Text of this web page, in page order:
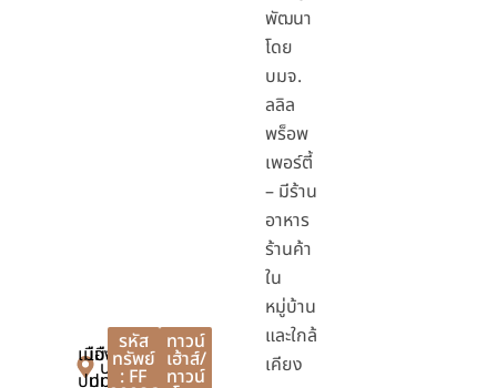
เมือง
ปทุมธานี
เมือง
ปทุมธานี
ปทุมธานี
รหัส
ทรัพย์
: FF
ทาวน์
เฮ้าส์/
ทาวน์
พัฒนา
โดย
บมจ.
ลลิล
พร็อพ
เพอร์ตี้
– มีร้าน
อาหาร
ร้านค้า
ใน
หมู่บ้าน
และใกล้
เคียง